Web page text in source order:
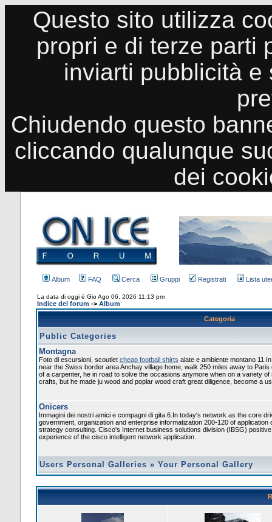
Questo sito utilizza
propri e di terze parti
inviarti pubblicità
Chiudendo questo
cliccando qualunque
dei
Album FAQ Cerca Gruppi Registrati Lista
La data di oggi è Gio Ago 06, 2026 11:13 pm
Indice del forum -> Album
Categoria
Public Categories
Montagna
Foto di escursioni, scoutlet cheap football shirts alate e ambiente montano
near the Swiss border area Anchay village home, walk 250 miles away to
of a carpenter, he in road to solve the occasions anymore when on a variety
crafts, but he made ju wood and poplar wood craft great diligence, become a
Onicers
Immagini dei nostri amici e compagni di gita 6.In today's network as the core
government, organization and enterprise informatization 200-120 of application
strategy consulting. Cisco's Internet business solutions division (IBSG)
experience of the cisco intelligent network application.
Users Personal Galleries » Your Personal Gallery